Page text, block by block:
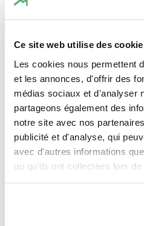
Ce site web utilise des
Les cookies nous permettent
et les annonces, d'offrir des
médias sociaux et d'analyser
partageons également des
notre site avec nos
publicité et d'analyse, qui
avec d'autres informations
ou qu'ils ont collectées lors
Uw reisdata
Reisdatum
Gasten
Uw contactgegevens